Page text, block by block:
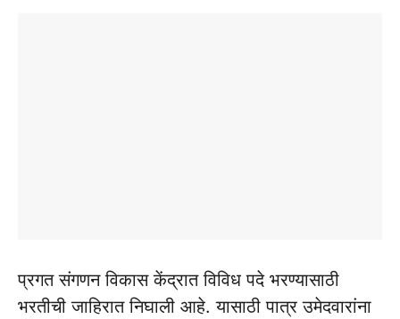
प्रगत संगणन विकास केंद्रात विविध पदे भरण्यासाठी
भरतीची जाहिरात निघाली आहे. यासाठी पात्र उमेदवारांना